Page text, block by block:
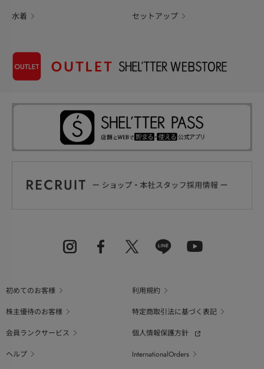
水着 セットアップ
初めてのお客様
利用規約
株主優待のお客様
特定商取引法に基づく表記
会員ランクサービス
個人情報保護方針
ヘルプ
InternationalOrders